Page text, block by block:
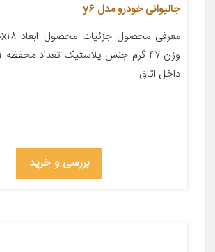
جالیوانی خودرو مدل y6
داخل اتاق
بررسی و خرید